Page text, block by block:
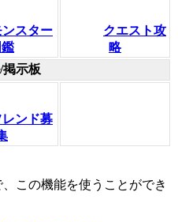
ンスター
鑑
クエスト攻
略
掲示板
レンド募
この機能を使うことができ